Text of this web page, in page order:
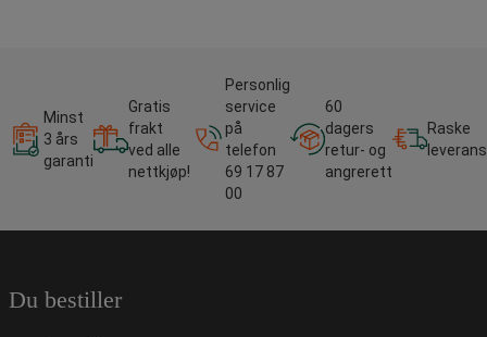
Minst
3 års
garanti
Gratis
frakt
ved alle
nettkjøp!
Personlig
service
på
telefon
69 17 87
00
60
dagers
retur- og
angrerett
Raske
Du bestiller